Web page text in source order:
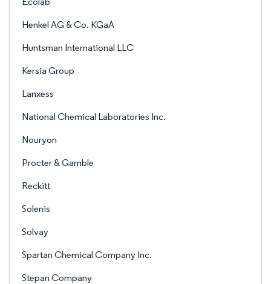
Henkel AG & Co. KGaA
Huntsman International LLC
Kersia Group
Lanxess
National Chemical Laboratories Inc.
Nouryon
Procter & Gamble
Reckitt
Solenis
Solvay
Spartan Chemical Company Inc.
Stepan Company